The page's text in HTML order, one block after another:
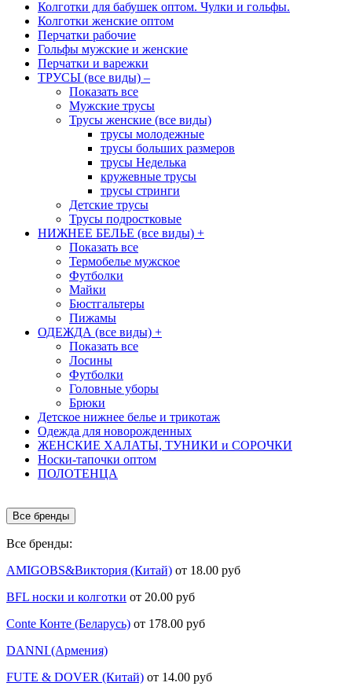
Колготки для бабушек оптом. Чулки и гольфы.
Колготки женские оптом
Перчатки рабочие
Гольфы мужские и женские
Перчатки и варежки
ТРУСЫ (все виды) –
Показать все
Мужские трусы
Трусы женские (все виды)
трусы молодежные
трусы больших размеров
трусы Неделька
кружевные трусы
трусы стринги
Детские трусы
Трусы подростковые
НИЖНЕЕ БЕЛЬЕ (все виды) +
Показать все
Термобелье мужское
Футболки
Майки
Бюстгальтеры
Пижамы
ОДЕЖДА (все виды) +
Показать все
Лосины
Футболки
Головные уборы
Брюки
Детское нижнее белье и трикотаж
Одежда для новорожденных
ЖЕНСКИЕ ХАЛАТЫ, ТУНИКИ и СОРОЧКИ
Носки-тапочки оптом
ПОЛОТЕНЦА
Все бренды
Все бренды:
AMIGOBS&Виктория (Китай) от 18.00 руб
BFL носки и колготки от 20.00 руб
Conte Конте (Беларусь) от 178.00 руб
DANNI (Армения)
FUTE & DOVER (Китай) от 14.00 руб